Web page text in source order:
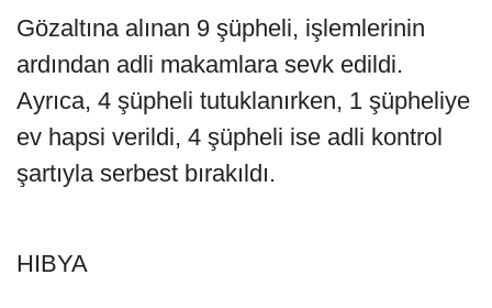
Gözaltına alınan 9 şüpheli, işlemlerinin
ardından adli makamlara sevk edildi.
Ayrıca, 4 şüpheli tutuklanırken, 1 şüpheliye
ev hapsi verildi, 4 şüpheli ise adli kontrol
şartıyla serbest bırakıldı.
HIBYA